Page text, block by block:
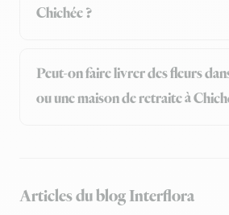
Chichée ?
Peut-on faire livrer des fleurs
ou une maison de retraite à
Articles du blog Interflora